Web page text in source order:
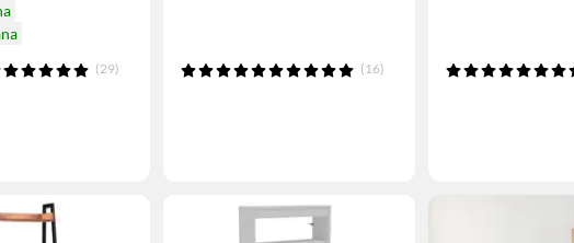
(29) (16)